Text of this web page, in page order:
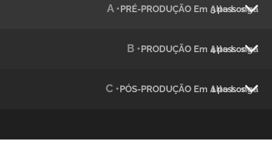
Julândia
A •PRÉ-PRODUÇÃO Em Alto Longá
3 passos
B •PRODUÇÃO Em Alto Longá
4 passos
C •PÓS-PRODUÇÃO Em Alto Longá
1 passos